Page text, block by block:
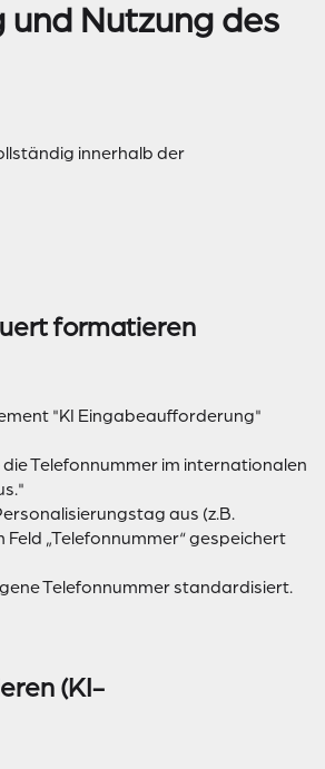
Nutzung des
innerhalb der
formatieren
"KI Eingabeaufforderung"
Telefonnummer im internationalen
aus (z.B.
„Telefonnummer“ gespeichert
Telefonnummer standardisiert.
(KI-